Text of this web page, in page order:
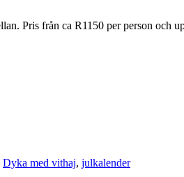
Pris från ca R1150 per person och
Dyka med vithaj, julkalender